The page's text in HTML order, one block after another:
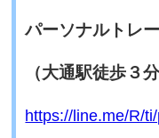
パーソナルトレ
（大通駅徒歩３分
https://line.me/R/